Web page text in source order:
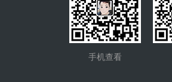
手机查看